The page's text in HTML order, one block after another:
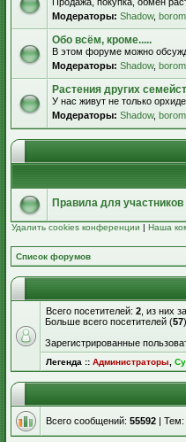
Модераторы: Shadow, borom
Обо всём, кроме.....
В этом форуме можно
Модераторы: Shadow, borom
Растения других
У нас живут не только
Модераторы: Shadow, borom
Правила для
Удалить cookies конференции | Наша
Список форумов
Всего посетителей: 2 , из них
Больше всего посетителей (57
Зарегистрированные
Легенда :: Администраторы
Всего сообщений: 55592 | Тем: